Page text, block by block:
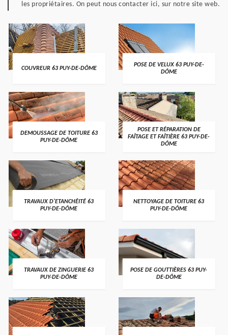
les propriétaires. On peut nous contacter ici, sur notre site web.
COUVREUR 63 PUY-DE-DÔME
POSE DE VELUX 63 PUY-DE-
DÔME
DEMOUSSAGE DE TOITURE 63
PUY-DE-DÔME
POSE ET RÉPARATION DE
FAÎTAGE ET FAÎTIÈRE 63 PUY-DE-
DÔME
TRAVAUX D'ETANCHÉITÉ 63
PUY-DE-DÔME
NETTOYAGE DE TOITURE 63
PUY-DE-DÔME
TRAVAUX DE ZINGUERIE 63
PUY-DE-DÔME
POSE DE GOUTTIÈRES 63 PUY-
DE-DÔME